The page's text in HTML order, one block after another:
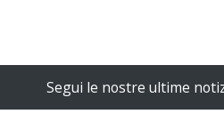
Segui le nostre ultime